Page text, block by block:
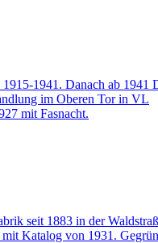
1941. Danach ab 1941
im Oberen Tor in VL
mit Fasnacht.
seit 1883 in der
Katalog von 1931.